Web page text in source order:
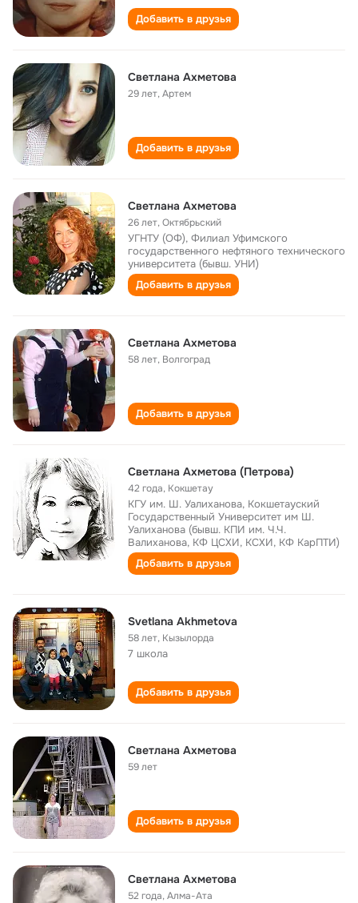
Добавить в друзья
Светлана Ахметова
29 лет,Артем
Добавить в друзья
Светлана Ахметова
26 лет,Октябрьский
УГНТУ (ОФ), Филиал Уфимского
государственного нефтяного технического
университета (бывш. УНИ)
Добавить в друзья
Светлана Ахметова
58 лет, Волгоград
Добавить в друзья
Светлана Ахметова (Петрова)
42 года, Кокшетау
КГУ им. Ш. Уалиханова, Кокшетауский
Государственный Университет им Ш.
Уалиханова (бывш. КПИ им. Ч.Ч.
Валиханова, КФ ЦСХИ, КСХИ, КФ КарПТИ)
Добавить в друзья
Svetlana Akhmetova
58 лет, Кызылорда
7 школа
Добавить в друзья
Светлана Ахметова
59 лет
Добавить в друзья
Светлана Ахметова
52 года,Алма-Ата